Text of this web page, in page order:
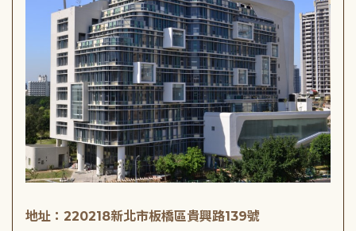
地址：220218新北市板橋區貴興路139號